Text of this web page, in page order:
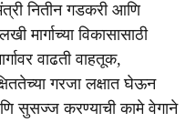
नितीन गडकरी आणि
मार्गाच्या विकासासाठी
वाढती वाहतूक,
गरजा लक्षात घेऊन
सुसज्ज करण्याची कामे वेगाने